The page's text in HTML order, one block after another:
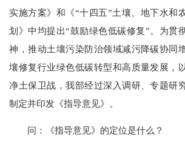
实施方案》和《“十四五”土壤、地下水和
划》中均提出“鼓励绿色低碳修复”。为贯
神，推动土壤污染防治领域减污降碳协同
壤修复行业绿色低碳转型和高质量发展，
净土保卫战，我部经过深入调研、专题研
制定并印发《指导意见》。
问：《指导意见》的定位是什么？